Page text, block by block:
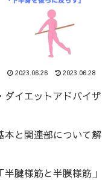
2023.06.26 2023.06.28
ダイエットアドバイザ
本と関連部について解
腱様筋と半膜様筋」